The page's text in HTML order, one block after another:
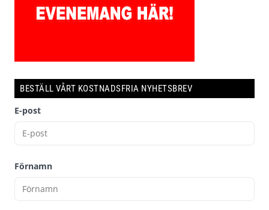
BESTÄLL VÅRT KOSTNADSFRIA NYHETSBREV
E-post
Förnamn